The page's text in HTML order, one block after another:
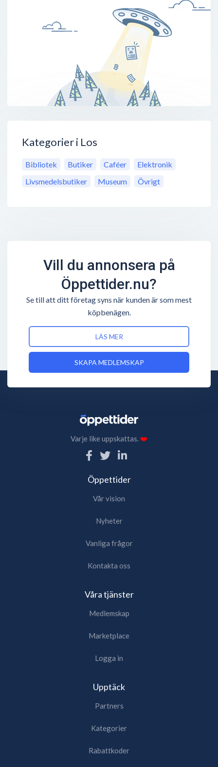
Kategorier i Los
Bibliotek Butiker Caféer
Elektronik
Livsmedelsbutiker
Museum Övrigt
Vill du annonsera på
Öppettider.nu?
Se till att ditt företag syns när kunden är som mest
köpbenägen.
LÄS MER
SKAPA MEDLEMSKAP
Varje like uppskattas.❤️
Öppettider
Vår vision
Nyheter
Vanliga frågor
Kontakta oss
Våra tjänster
Medlemskap
Marketplace
Logga in
Upptäck
Partners
Kategorier
Rabattkoder